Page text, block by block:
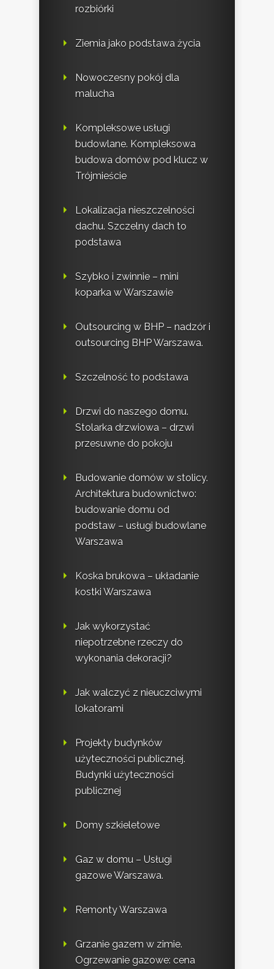
rozbiórki
Ziemia jako podstawa życia
Nowoczesny pokój dla
malucha
Kompleksowe usługi
budowlane. Kompleksowa
budowa domów pod klucz w
Trójmieście
Lokalizacja nieszczelności
dachu. Szczelny dach to
podstawa
Szybko i zwinnie – mini
koparka w Warszawie
Outsourcing w BHP – nadzór i
outsourcing BHP Warszawa.
Szczelność to podstawa
Drzwi do naszego domu.
Stolarka drzwiowa – drzwi
przesuwne do pokoju
Budowanie domów w stolicy.
Architektura budownictwo:
budowanie domu od
podstaw – usługi budowlane
Warszawa
Koska brukowa – układanie
kostki Warszawa
Jak wykorzystać
niepotrzebne rzeczy do
wykonania dekoracji?
Jak walczyć z nieuczciwymi
lokatorami
Projekty budynków
użyteczności publicznej.
Budynki użyteczności
publicznej
Domy szkieletowe
Gaz w domu – Usługi
gazowe Warszawa.
Remonty Warszawa
Grzanie gazem w zimie.
Ogrzewanie gazowe: cena